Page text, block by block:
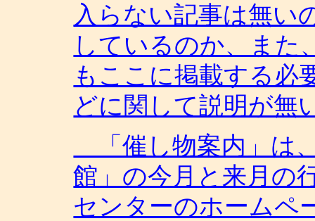
入らない記事は無い
しているのか、また
もここに掲載する必
どに関して説明が無
「催し物案内」は
館」の今月と来月の
センターのホームペ